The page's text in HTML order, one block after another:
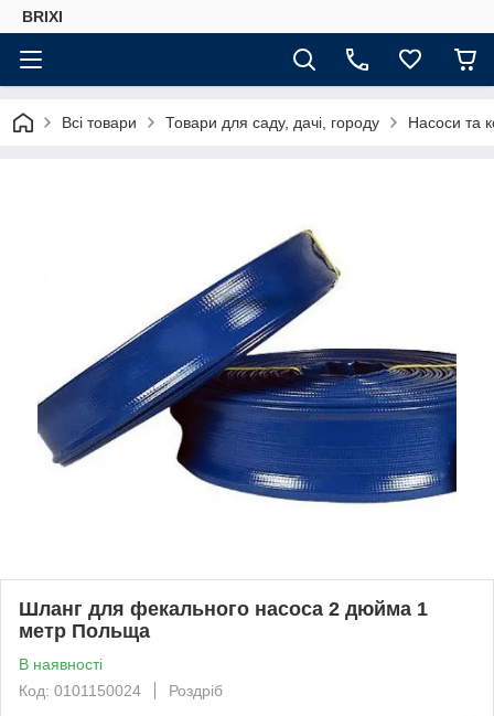
BRIXI
Всі товари Товари для саду, дачі, городу Насоси та
Шланг для фекального насоса 2 дюйма 1
метр Польща
В наявності
Код: 0101150024
Роздріб